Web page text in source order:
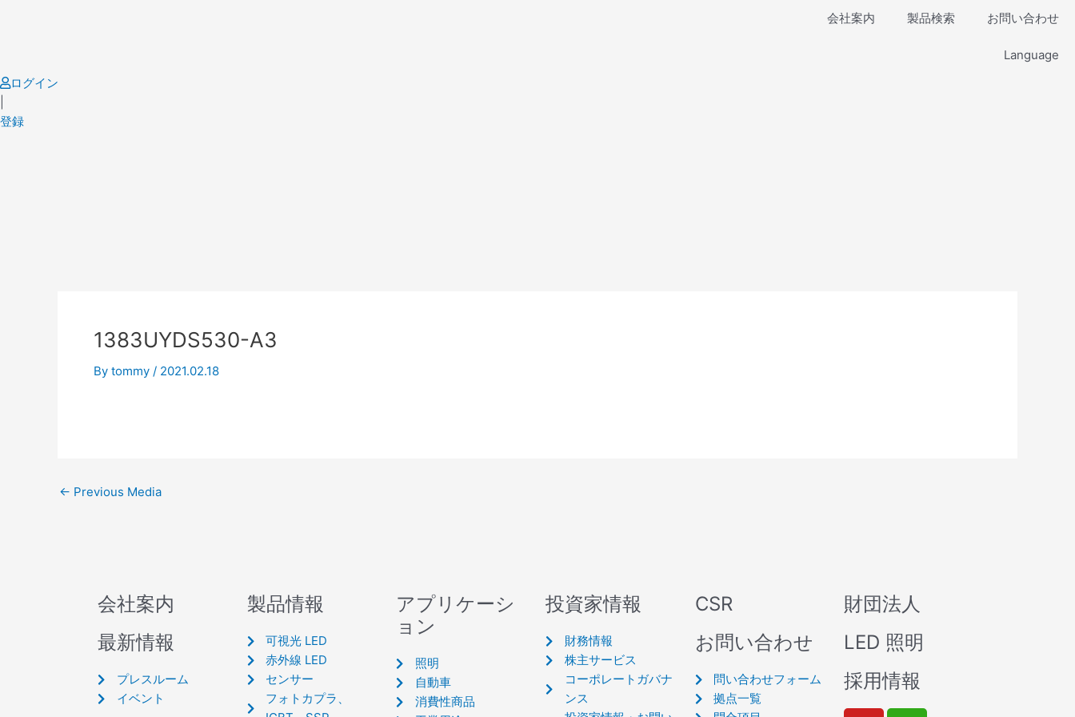
会社案内 製品検索 お問い合わせ
Language
ログイン
登録
1383UYDS530-A3
By tommy / 2021.02.18
← Previous Media
会社案内
最新情報
プレスルーム
イベント
製品情報
可視光 LED
赤外線 LED
センサー
フォトカプラ、
アプリケーシ
ョン
照明
自動車
消費性商品
投資家情報
財務情報
株主サービス
コーポレートガバナ
ンス
CSR
お問い合わせ
問い合わせフォーム
拠点一覧
財団法人
LED 照明
採用情報